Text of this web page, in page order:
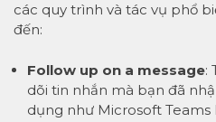
các quy trình và tác vụ phổ
đến:
Follow up on a message:
dõi tin nhắn mà bạn đã
dụng như Microsoft Teams